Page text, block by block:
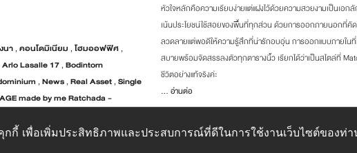
นา,คอนโดมิเนียม ,โฮมออฟฟิศ,
Arlo Lasalle 17,Bodintorn
,News,Real Asset,Single
made by me Ratchada -
,VIVALDI Bangna,คอนโดลาซาล
หัวใจหลักคือความเรียบง่ายแต่แฝงไว้ด้วยความสวยงามเป็นเอ
เน้นประโยชน์ใช้สอยของพื้นที่ทุกส่วน ด้วยการออกภายนอกที่คัด
ลวดลายแต่พอดีให้ความรู้สึกที่น่ารักอบอุ่น การออกแบบภายในที่
สบายพร้อมจัดสรรลงตัวทุกตารางนิ้ว เรียกได้ว่าเป็นสไตล์ที่
ชีวิตอย่างแท้จริงค่ะ
... อ่านต่อ
กกี้ เพื่อเพิ่มประสิทธิภาพและประสบการณ์ที่ดีในการใช้งานเว็บไซต์ของท่